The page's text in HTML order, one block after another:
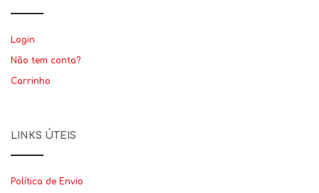
Login
Não tem conta?
Carrinho
LINKS ÚTEIS
Política de Envio